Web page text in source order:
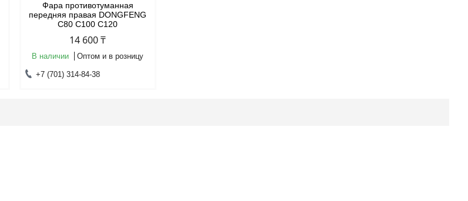
Фара противотуманная
передняя правая DONGFENG
C80 C100 C120
14 600 ₸
В наличии Оптом и в розницу
+7 (701) 314-84-38